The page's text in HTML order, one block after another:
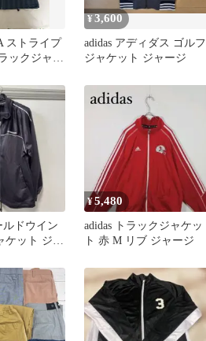
ストライプ
ックジャケ
¥3,600
adidas アディダス ゴルフ
ジャケット ジャージ
ルドウイン
ケット ジャ
¥5,480
adidas トラックジャケッ
ト 赤 M リブ ジャージ